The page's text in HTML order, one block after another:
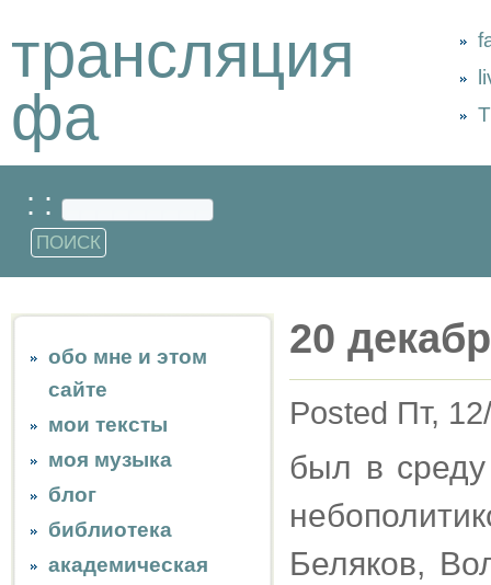
трансляция
фа
: :
обо мне и этом
сайте
мои тексты
моя музыка
блог
библиотека
академическая
20
Posted Пт,
был в среду
Беляков,